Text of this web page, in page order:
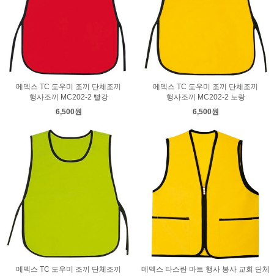
메덱스 TC 도우미 조끼 단체조끼
행사조끼 MC202-2 빨강
6,500원
메덱스 TC 도우미 조끼 단체조끼
행사조끼 MC202-2 노랑
6,500원
메덱스 TC 도우미 조끼 단체조끼
메덱스 타스란 마트 행사 봉사 교회 단체